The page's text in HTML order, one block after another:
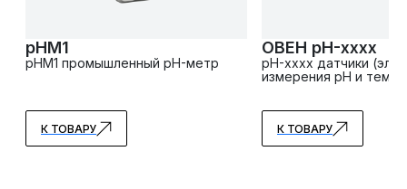
pHM1
pHM1 промышленный pH-метр
К ТОВАРУ
ОВЕН pH-хххх
pH-хххх датчики
измерения pH и
К ТОВАРУ